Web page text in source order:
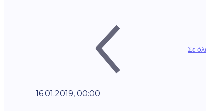
Σε
16.01.2019, 00:00